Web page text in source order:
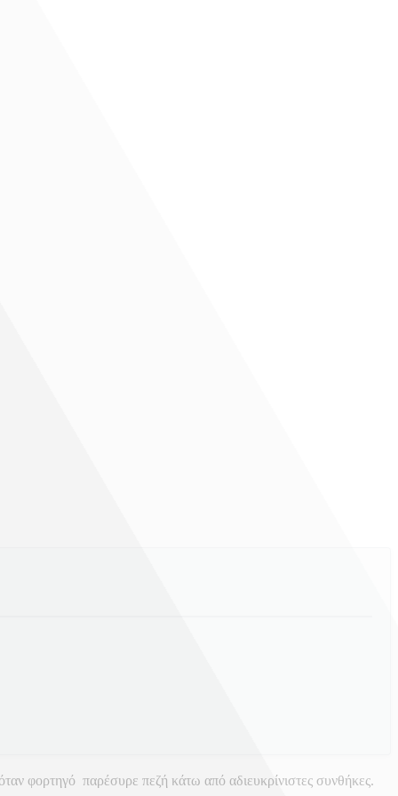
φορτηγό παρέσυρε πεζή κάτω από αδιευκρίνιστες συνθήκες.